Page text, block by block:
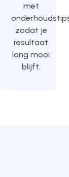
met
zodat je
resultaat
lang mooi
blijft.